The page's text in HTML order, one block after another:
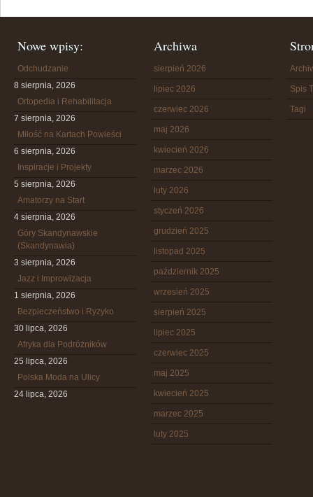
Nowe wpisy:
Odchudzanie
8 sierpnia, 2026
Ortopedia i Rehabilitacja
7 sierpnia, 2026
Miłość na Kartach Powieści
6 sierpnia, 2026
Inspiracje i Projekty
5 sierpnia, 2026
Amatorzy na Start
4 sierpnia, 2026
Góry Skandynawskie
(Skandynawia)
3 sierpnia, 2026
Jazz i Improwizacja
1 sierpnia, 2026
Bezpieczeństwo i Ryzyko
30 lipca, 2026
Afryka dla Podróżników
25 lipca, 2026
Polska Moda na Ulicy
24 lipca, 2026
Archiwa
sierpień 2026
lipiec 2026
czerwiec 2026
maj 2026
kwiecień 2026
marzec 2026
luty 2026
styczeń 2026
grudzień 2025
listopad 2025
październik 2025
wrzesień 2025
sierpień 2025
lipiec 2025
czerwiec 2025
maj 2025
kwiecień 2025
marzec 2025
luty 2025
Spis
Tagi